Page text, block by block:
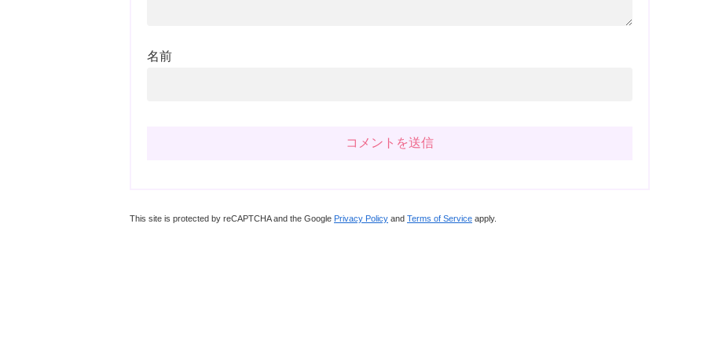
名前
This site is protected by reCAPTCHA and the Google Privacy Policy and Terms of Service apply.